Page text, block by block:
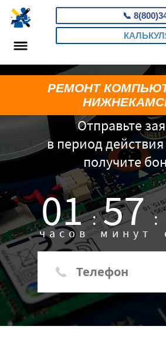
📞
Отправьте
в период
получите
01 :
часов 57 :
минут
РЕМОНТ